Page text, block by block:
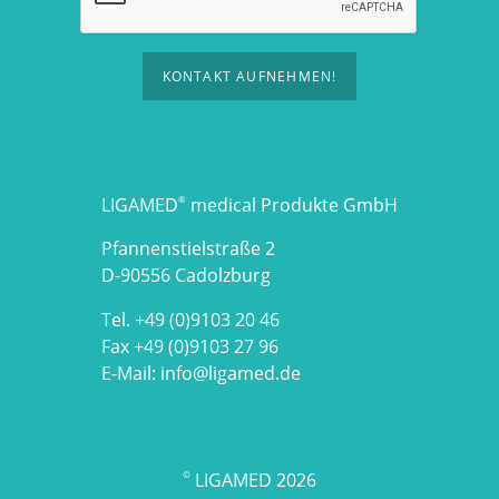
KONTAKT AUFNEHMEN!
LIGAMED®medical Produkte GmbH
Pfannenstielstraße 2
D-90556 Cadolzburg
Tel. +49 (0)9103 20 46
Fax +49 (0)9103 27 96
E-Mail: info@ligamed.de
©LIGAMED 2026